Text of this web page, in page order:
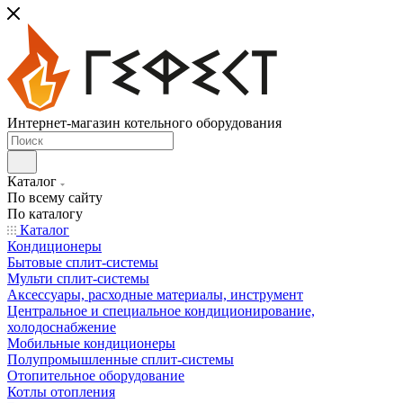
Интернет-магазин котельного оборудования
Каталог
По всему сайту
По каталогу
Каталог
Кондиционеры
Бытовые сплит-системы
Мульти сплит-системы
Аксессуары, расходные материалы, инструмент
Центральное и специальное кондиционирование,
холодоснабжение
Мобильные кондиционеры
Полупромышленные сплит-системы
Отопительное оборудование
Котлы отопления